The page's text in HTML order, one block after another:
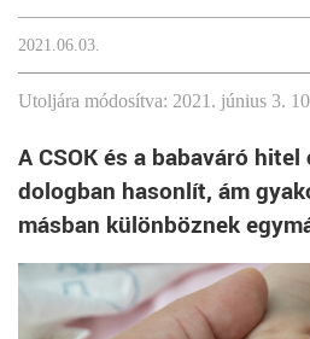
2021.06.03.
Utoljára módosítva: 2021. június 3.
A CSOK és a babaváró
dologban hasonlít, ám
másban különböznek